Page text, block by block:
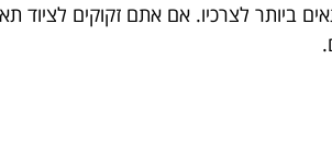
ביותר לצרכיו. אם אתם זקוקים לציוד